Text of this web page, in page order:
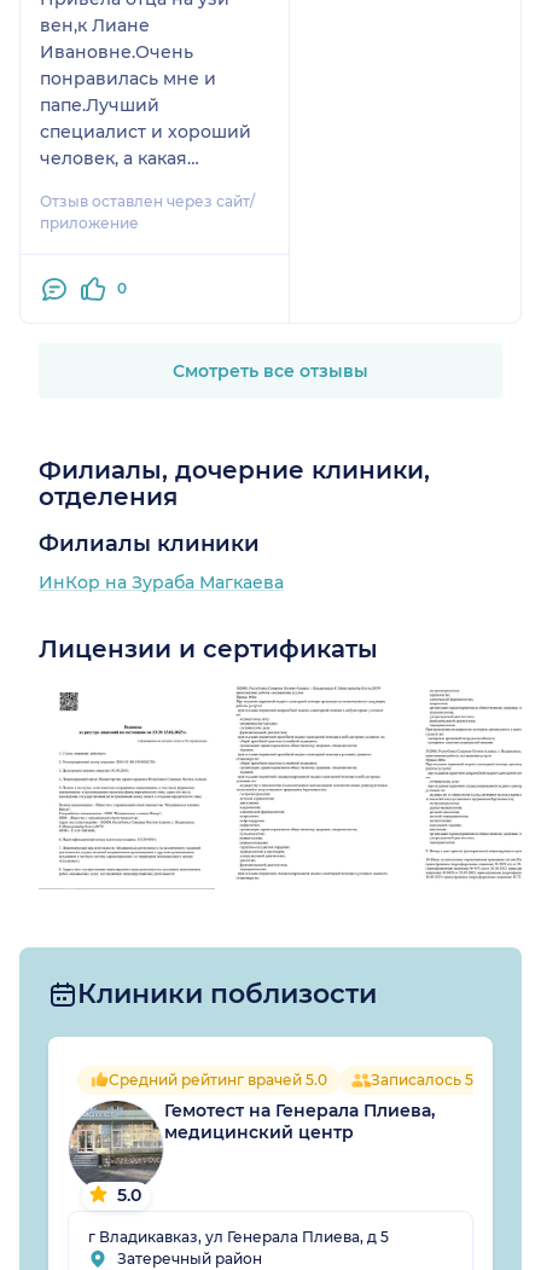
вен,к Лиане
Ивановне.Очень
понравилась мне и
папе.Лучший
специалист и хороший
человек, а какая
Отзыв оставлен через сайт/
приложение
0
Смотреть все отзывы
Филиалы, дочерние клиники,
отделения
Филиалы клиники
ИнКор на Зураба Магкаева
Лицензии и сертификаты
Клиники поблизости
Средний рейтинг врачей 5.0 Записалось 53
5.0
Гемотест на Генерала Плиева,
медицинский центр
г Владикавказ, ул Генерала Плиева, д 5
Затеречный район